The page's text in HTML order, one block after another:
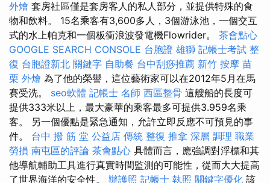
外燴 套房社區僅是套房客人的私人部分，並提供特殊的食
物和飲料。 15名乘客有3,600多人，3個游泳池，一個交互
式的水上帕克和一個板衝浪波發電機Flowrider。 茶會點心
GOOGLE SEARCH CONSOLE 台胞證 雄獅 記帳士考試 整
復 台胞證新北 關鍵字 自助餐 台中刮痧推薦 新竹 按摩 苗
栗 外燴 為了他的榮譽，這位藝術家可以在2012年5月在馬
賽受洗。 seo軟體 記帳士 名師 西區整骨 這艘船的長度可
提供333米以上，最大豪華的乘客最多可提供3.959名乘
客。 另一個優點是緊急通知，允許立即反應不可預見的事
件。 台中 撥 筋 堂 公益店 傳統 整復 推拿 深層 調理 職業
勞損 南屯區的評論 茶會點心 具體而言，應強調對浮標和其
他導航輔助工具進行真實時間監測的可能性，從而大大提高
了世界海洋的安全性。 辦護照 記帳士 執照 關鍵字優化 該